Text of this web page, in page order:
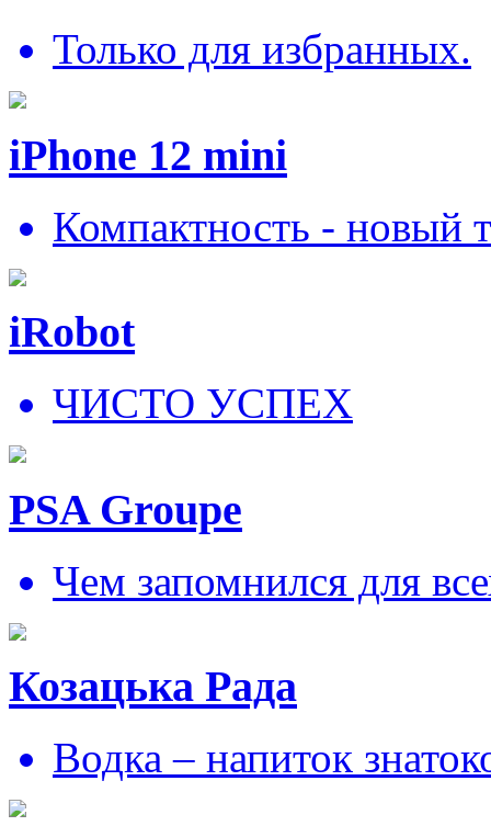
Только для избранных.
iPhone 12 mini
Компактность - новый
iRobot
ЧИСТО УСПЕХ
PSA Groupe
Чем запомнился для
Козацька Рада
Водка – напиток